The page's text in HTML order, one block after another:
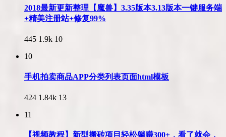
2018最新更新整理【魔兽】3.35版本3.13版本一键服务端
+精美注册站+修复99%
445 1.9k 10
10
手机拍卖商品APP分类列表页面html模板
424 1.84k 13
11
【视频教程】新型搬砖项目轻松躺赚300+，看了就会，